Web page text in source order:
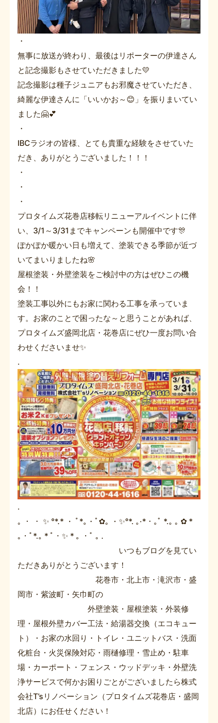
・
無事に放送が終わり、最後はリポーターの伊達さん
と記念撮影もさせていただきました💛
記念撮影は種子ジュニアもお邪魔させていただき、
綺麗な伊達さんに「いいかお～😊」を振りまいてい
ました🤗💕
・
IBCラジオの皆様、とても貴重な経験をさせていた
だき、ありがとうございました！！！
・
・
・
プロタイムズ花巻店移転リニューアルイベントに伴
い、3/1～3/31までキャンペーンも開催中です🎊
ぽかぽか暖かい日も増えて、塗装できる季節が近づ
いてまいりましたね🌸
屋根塗装・外壁塗装をご検討中の方はぜひこの機
会！！
塗装工事以外にもお家に関わる工事を承っていま
す。お家のことで困ったな～と思うことがあれば、
プロタイムズ盛岡北店・花巻店にぜひ一度お問い合
わせくださいませ✨
.
.
｡ ・ ・ ✨ °*.* ・ ﾟ*｡・ﾟ✿｡ ・✨°*. ｡·*・｡ﾟ *.｡ ｡ ✿ *
｡・ﾟ*.｡ * ﾟ・✨ * ｡ ・ﾟ ｡ .
いつもブログを見てい
ただきありがとうございます！
花巻市・北上市・滝沢市・盛
岡市・紫波町・矢巾町の
外壁塗装・屋根塗装・外装修
理・屋根外壁カバー工法・給湯器交換（エコキュー
ト）・お家の水回り・トイレ・ユニットバス・洗面
化粧台・火災保険対応・雨樋修理・雪止め・駐車
場・カーポート・フェンス・ウッドデッキ・外壁洗
浄サービスで何かお困りごとがございましたら株式
会社T’sリノベーション（プロタイムズ花巻店・盛岡
北店）にお任せください！